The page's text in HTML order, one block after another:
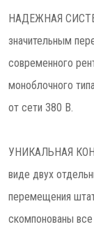
НАДЕЖНАЯ
значительным
современного
моноблочного
от сети 380 В.
УНИКАЛЬНАЯ
виде двух
перемещения
скомпонованы